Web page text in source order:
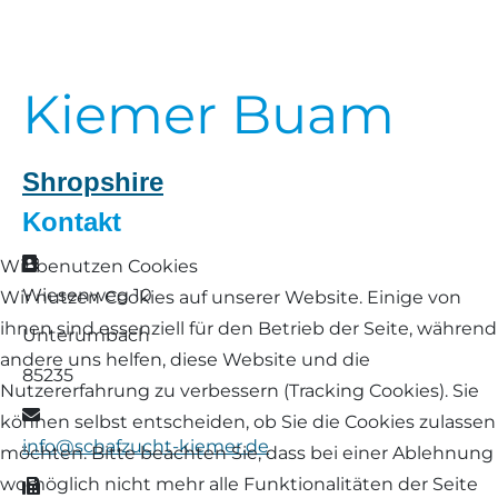
Kiemer Buam
Shropshire
Kontakt
Adresse
Wiesenweg 10
Unterumbach
85235
E-Mail
info@schafzucht-kiemer.de
Fax
Wir benutzen Cookies
Wir nutzen Cookies auf unserer Website. Einige von
ihnen sind essenziell für den Betrieb der Seite, während
andere uns helfen, diese Website und die
Nutzererfahrung zu verbessern (Tracking Cookies). Sie
können selbst entscheiden, ob Sie die Cookies zulassen
möchten. Bitte beachten Sie, dass bei einer Ablehnung
womöglich nicht mehr alle Funktionalitäten der Seite
Links Züchter-Internetseiten
Futtrationsrechner
Fachberater in Bayern
Lineare Beurteilung Zahnstellung
Erfassung der Euterreinheit
Weißes Bergschaf
Rouge de Roussillon
Schwarzes Villnösser Schaf
Shetland
Skudde
South Down
Soayschaf